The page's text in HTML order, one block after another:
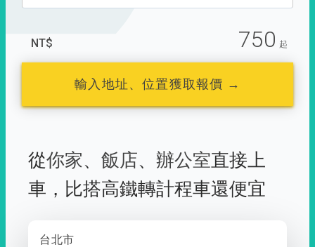
NT$ 750 起
輸入地址、位置獲取報價 →
從你家、 飯店、 辦公室直接上
車， 比搭高鐵轉計程車還便宜
台北市